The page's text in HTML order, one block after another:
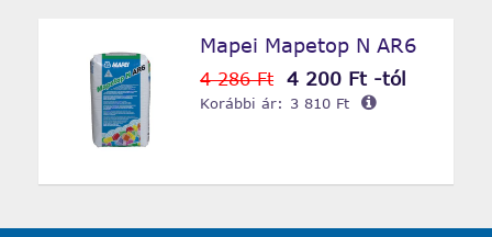
Mapei Mapetop N AR6
4 286 Ft 4 200 Ft -tól
Korábbi ár: 3 810 Ft